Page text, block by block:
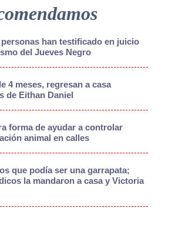
personas han testificado en juicio
del Jueves Negro
4 meses, regresan a casa
de Eithan Daniel
forma de ayudar a controlar
animal en calles
que podía ser una garrapata;
la mandaron a casa y Victoria